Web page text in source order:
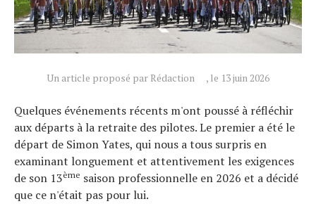
Un article proposé par Rédaction , le 13 juin 2026
Quelques événements récents m'ont poussé à réfléchir
aux départs à la retraite des pilotes. Le premier a été le
départ de Simon Yates, qui nous a tous surpris en
examinant longuement et attentivement les exigences
de son 13ème saison professionnelle en 2026 et a décidé
que ce n'était pas pour lui.